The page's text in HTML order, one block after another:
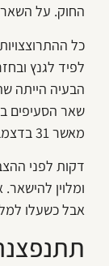
החוק. על
כל
לפיד לגנץ
הבעיה הייתה
שאר הסעיפים
מאשר 31 בדצמבר.
דקות לפני
ומלוין
אבל כשעלו